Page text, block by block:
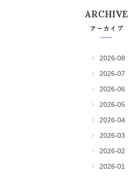
ARCHIVE
アーカイブ
2026-08
2026-07
2026-06
2026-05
2026-04
2026-03
2026-02
2026-01